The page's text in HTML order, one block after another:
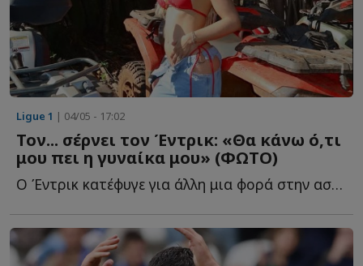
Ligue 1 | 04/05 - 17:02
Τον... σέρνει τον Έντρικ: «Θα κάνω ό,τι
μου πει η γυναίκα μου» (ΦΩΤΟ)
Ο Έντρικ κατέφυγε για άλλη μια φορά στην ασάφεια όταν μ...